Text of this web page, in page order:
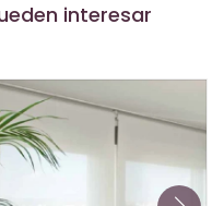
interesar